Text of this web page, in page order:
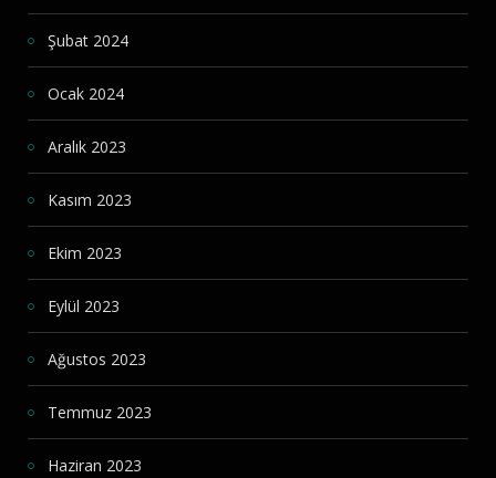
Şubat 2024
Ocak 2024
Aralık 2023
Kasım 2023
Ekim 2023
Eylül 2023
Ağustos 2023
Temmuz 2023
Haziran 2023